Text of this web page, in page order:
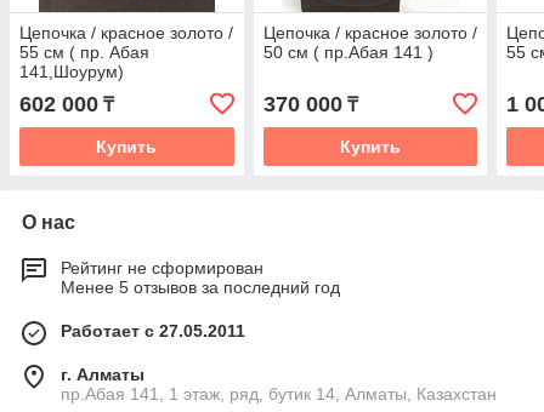
Цепочка / красное золото /
55 см ( пр. Абая
141,Шоурум)
602 000 ₸
Купить
Цепочка / красное золото /
50 см ( пр.Абая 141 )
370 000₸
Купить
55
1
О нас
Рейтинг не сформирован
Менее 5 отзывов за последний год
Работает с 27.05.2011
г. Алматы
пр.Абая 141, 1 этаж, ряд, бутик 14, Алматы, Казахстан